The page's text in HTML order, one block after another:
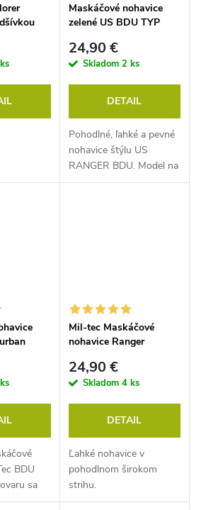
Maskáčové nohavice
zelené US BDU TYP
24,90 €
Skladom 2 ks
DETAIL
Pohodlné, ľahké a pevné
nohavice štýlu US
RANGER BDU. Model na
fotkách má na sebe
BDU
sa
Mil-tec Maskáčové
nohavice Ranger
24,90 €
Skladom 4 ks
DETAIL
Ľahké nohavice v
pohodlnom širokom
strihu.